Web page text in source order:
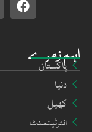
اہم زمرے
پاکستان
دنیا
کھیل
انٹرٹینمنٹ